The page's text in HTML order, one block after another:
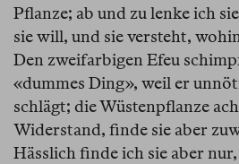
Pflanze; ab und zu lenke ich
sie will, und sie versteht,
Den zweifarbigen Efeu
«dummes Ding», weil er
schlägt; die Wüstenpflanze
Widerstand, finde sie aber
Hässlich finde ich sie aber